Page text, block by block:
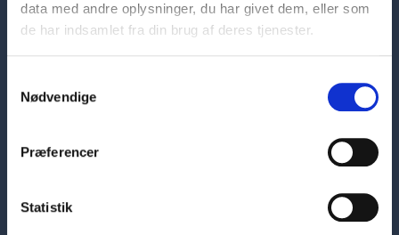
data med andre oplysninger, du har givet dem, eller som
de har indsamlet fra din brug af deres tjenester.
Nødvendige
Præferencer
Statistik